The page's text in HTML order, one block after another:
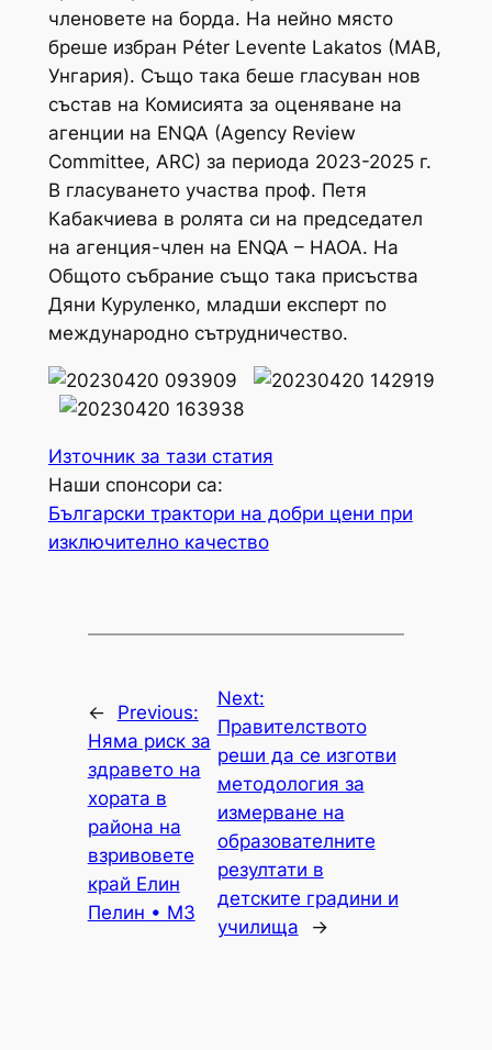
членовете на борда. На нейно място
бреше избран Péter Levente Lakatos (MAB,
Унгария). Също така беше гласуван нов
състав на Комисията за оценяване на
агенции на ENQA (Agency Review
Committee, ARC) за периода 2023-2025 г.
В гласуването участва проф. Петя
Кабакчиева в ролята си на председател
на агенция-член на ENQA – НАОА. На
Общото събрание също така присъства
Дяни Куруленко, младши експерт по
международно сътрудничество.
Източник за тази статия
Наши спонсори са:
Български трактори на добри цени при
изключително качество
←
Previous:
Няма риск за
здравето на
хората в
района на
взривовете
край Елин
Пелин • МЗ
Next:
Правителството
реши да се изготви
методология за
измерване на
образователните
резултати в
детските градини и
училища
→